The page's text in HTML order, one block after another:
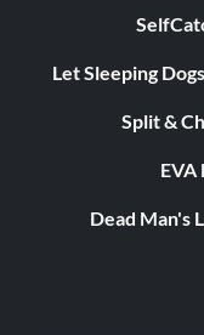
Let Sleeping
Split &
EVA
Dead Man's